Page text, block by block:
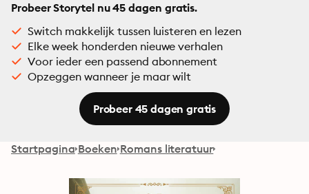
Probeer Storytel nu 45 dagen gratis.
Switch makkelijk tussen luisteren en lezen
Elke week honderden nieuwe verhalen
Voor ieder een passend abonnement
Opzeggen wanneer je maar wilt
Probeer 45 dagen gratis
Startpagina Boeken Romans literatuur